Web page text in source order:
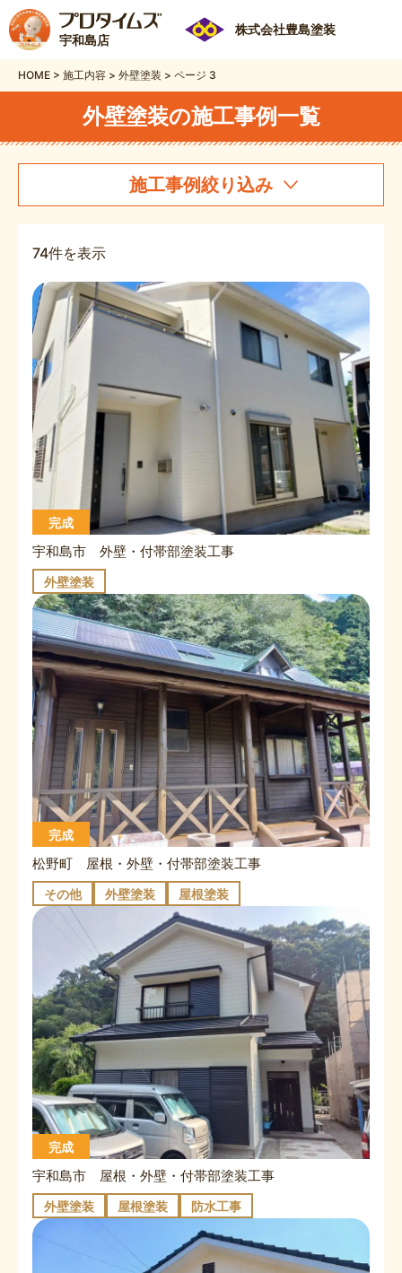
宇和島店
株式会社豊島塗装
HOME > 施工内容 > 外壁塗装 > ページ 3
外壁塗装の施工事例一覧
施工事例絞り込み
74件を表示
完成
宇和島市 外壁・付帯部塗装工事
外壁塗装
完成
松野町 屋根・外壁・付帯部塗装工事
その他 外壁塗装 屋根塗装
完成
宇和島市 屋根・外壁・付帯部塗装工事
外壁塗装 屋根塗装 防水工事